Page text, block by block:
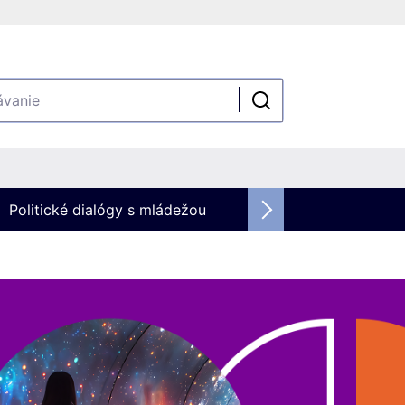
Politické dialógy s mládežou